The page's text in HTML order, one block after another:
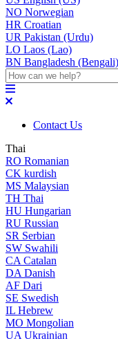
NO Norwegian
HR Croatian
UR Pakistan (Urdu)
LO Laos (Lao)
BN Bangladesh (Bengali)
Contact Us
Thai
RO Romanian
CK kurdish
MS Malaysian
TH Thai
HU Hungarian
RU Russian
SR Serbian
SW Swahili
CA Catalan
DA Danish
AF Dari
SE Swedish
IL Hebrew
MO Mongolian
UA Ukrainian